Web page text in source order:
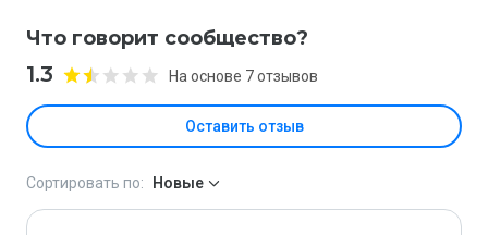
Что говорит сообщество?
1.3 На основе 7 отзывов
Оставить отзыв
Сортировать по: Новые